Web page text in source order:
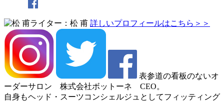
ライター：松 甫 詳しいプロフィールはこちら＞＞
表参道の看板のないオ
ーダーサロン 株式会社ボットーネ CEO。
自身もヘッド・スーツコンシェルジュとしてフィッティング